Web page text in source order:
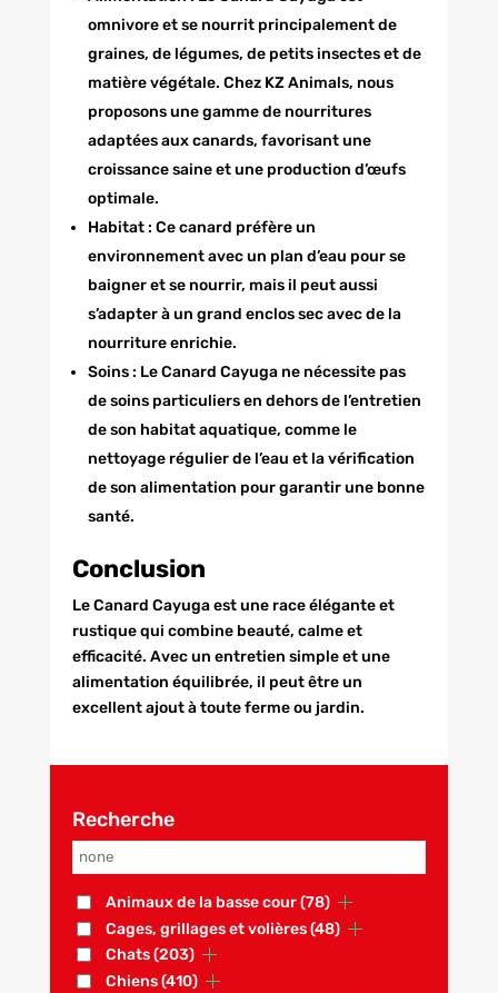
omnivore et se nourrit principalement de
graines, de légumes, de petits insectes et de
matière végétale. Chez KZ Animals, nous
proposons une gamme de nourritures
adaptées aux canards, favorisant une
croissance saine et une production d’œufs
optimale.
Habitat : Ce canard préfère un
environnement avec un plan d’eau pour se
baigner et se nourrir, mais il peut aussi
s’adapter à un grand enclos sec avec de la
nourriture enrichie.
Soins : Le Canard Cayuga ne nécessite pas
de soins particuliers en dehors de l’entretien
de son habitat aquatique, comme le
nettoyage régulier de l’eau et la vérification
de son alimentation pour garantir une bonne
santé.
Conclusion
Le Canard Cayuga est une race élégante et
rustique qui combine beauté, calme et
efficacité. Avec un entretien simple et une
alimentation équilibrée, il peut être un
excellent ajout à toute ferme ou jardin.
Recherche
Animaux de la basse cour(78)
Cages, grillages et volières(48)
Chats(203)
Chiens(410)